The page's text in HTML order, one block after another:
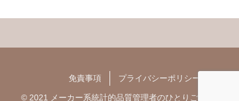
免責事項 プライバシーポリシー
© 2021 メーカー系統計的品質管理者のひとりごと.